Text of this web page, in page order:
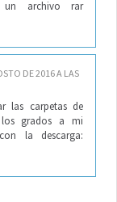
un archivo rar
DE 2016 A LAS
las carpetas de
grados a mi
la descarga: